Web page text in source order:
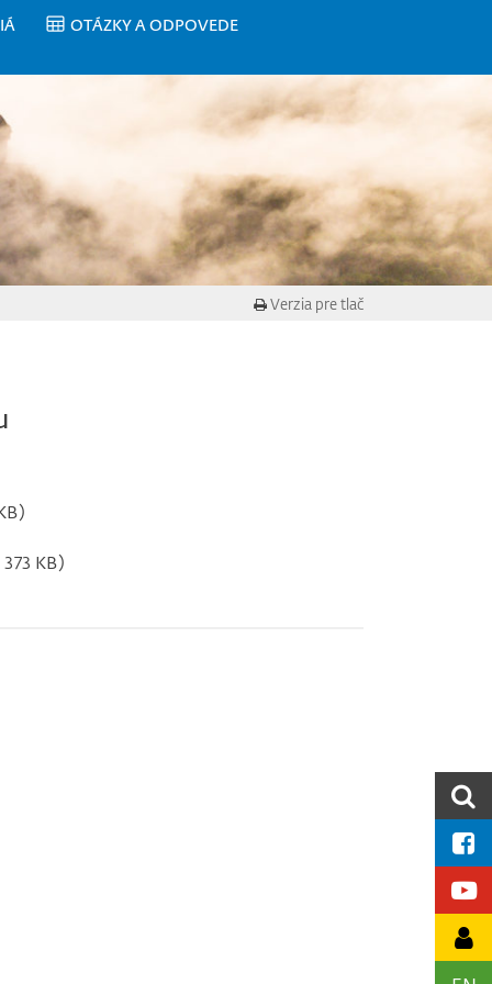
OTÁZKY A ODPOVEDE
Verzia pre tlač
KB)